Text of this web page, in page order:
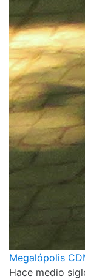
Megalópolis
Hace medio